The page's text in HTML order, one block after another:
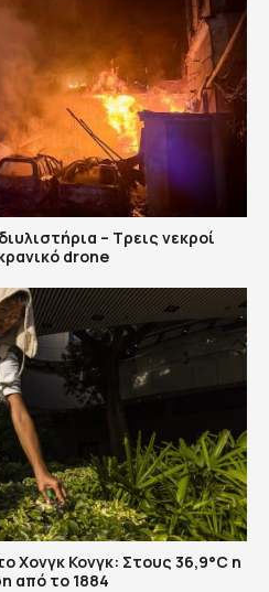
– Τρεις νεκροί
drone
Χονγκ Κονγκ: Στους 36,9°C η
από το 1884